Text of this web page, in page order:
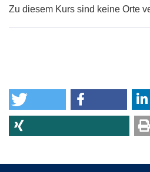
Zu diesem Kurs sind keine Orte